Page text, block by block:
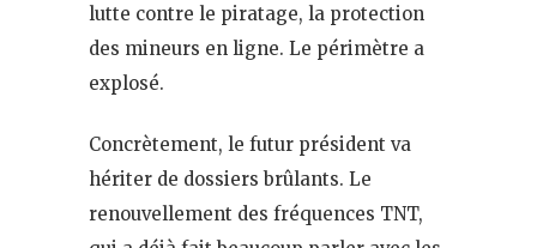
lutte contre le piratage, la protection
des mineurs en ligne. Le périmètre a
explosé.
Concrètement, le futur président va
hériter de dossiers brûlants. Le
renouvellement des fréquences TNT,